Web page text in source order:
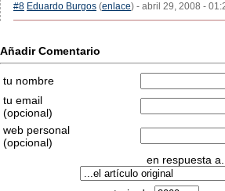
#8 Eduardo Burgos (enlace) - abril 29, 2008 -
Añadir Comentario
tu nombre
tu email
(opcional)
web personal
(opcional)
en respuesta a...